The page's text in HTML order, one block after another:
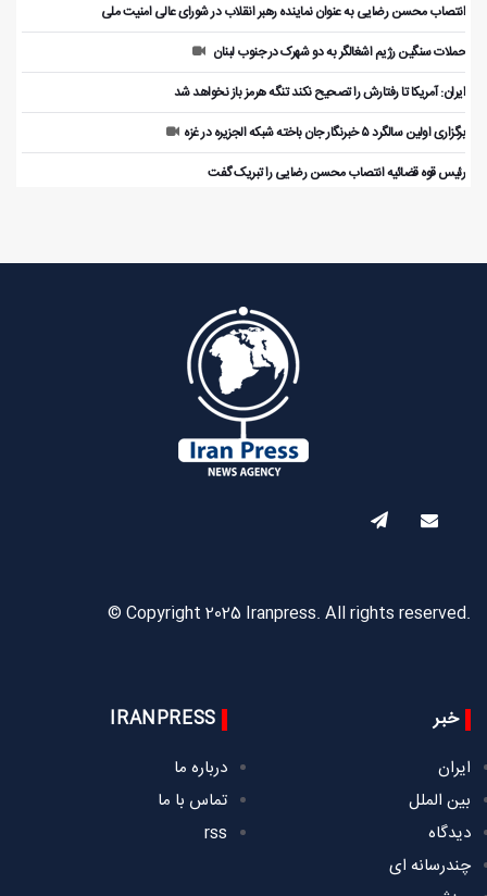
انتصاب محسن رضایی به عنوان نماینده رهبر انقلاب در شورای عالی امنیت ملی
حملات سنگین رژیم اشغالگر به دو شهرک در جنوب لبنان
ایران: آمریکا تا رفتارش را تصحیح نکند تنگه هرمز باز نخواهد شد
برگزاری اولین سالگرد ۵ خبرنگار جان باخته شبکه الجزیره در غزه
رئیس قوه قضائیه انتصاب محسن رضایی را تبریک گفت
© Copyright 2025 Iranpress. All rights reserved.
خبر
ایران
بین الملل
دیدگاه
چندرسانه ای
IRANPRESS
درباره ما
تماس با ما
rss